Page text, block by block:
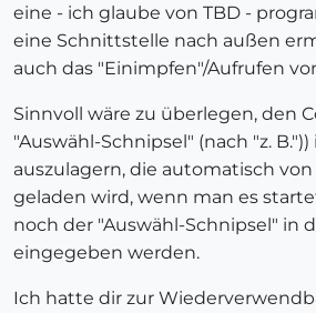
eine - ich glaube von TBD -
eine Schnittstelle nach außen
auch das "Einimpfen"/Aufrufen
Sinnvoll wäre zu überlegen, den
"Auswähl-Schnipsel" (nach "z.
auszulagern, die automatisch
geladen wird, wenn man es
noch der "Auswähl-Schnipsel" in
eingegeben werden.
Ich hatte dir zur